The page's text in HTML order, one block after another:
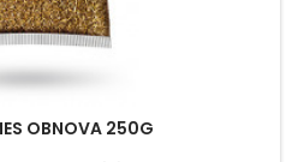
OBNOVA 250G